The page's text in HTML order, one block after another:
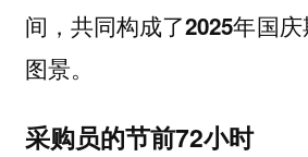
间，共同构成了2025年国
图景。
采购员的节前72小时